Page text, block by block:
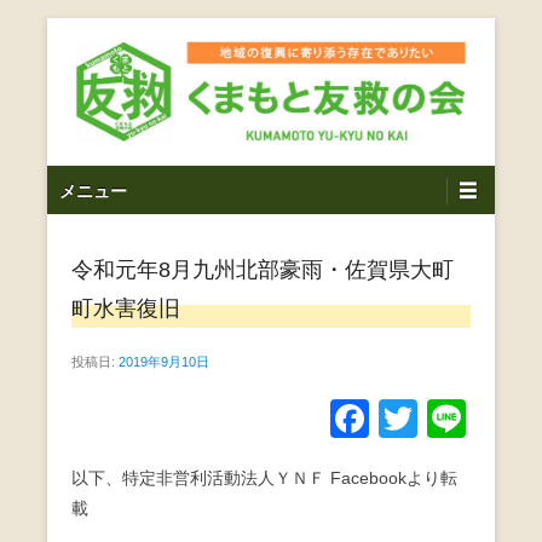
ス
くまもと友救の会｜地域
の復興に寄り添う存在で
ありたい｜熊本県上益城
郡益城町｜災害ボランテ
し代表松岡亮太を中心に、熊本地震発生直後から被災者の
復興・生活再建を目的に活動しているボランティア団体で
イ
メニュー
令和元年8月九州北部豪雨・佐賀県大町
町水害復旧
投稿日: 2019年9月10日
F
c
T
tt
以下、特定非営利活動法人ＹＮＦ Facebookより転
載